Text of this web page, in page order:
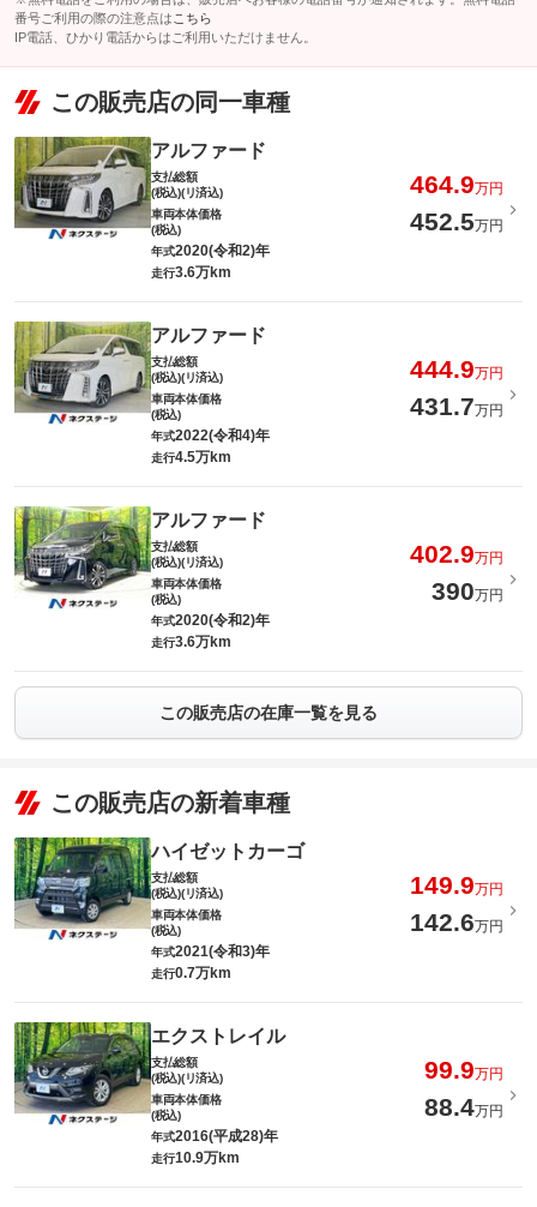
番号ご利用の際の注意点は こちら
IP電話、ひかり電話からはご利用いただけません。
この販売店の同一車種
アルファード
支払総額
(税込)(リ済込)
464.9万円
車両本体価格
(税込)
452.5万円
年式2020(令和2)年
走行3.6万km
アルファード
支払総額
(税込)(リ済込)
444.9万円
車両本体価格
(税込)
431.7万円
年式2022(令和4)年
走行4.5万km
アルファード
支払総額
(税込)(リ済込)
402.9万円
車両本体価格
(税込)
390万円
年式2020(令和2)年
走行3.6万km
この販売店の在庫一覧を見る
この販売店の新着車種
ハイゼットカーゴ
支払総額
(税込)(リ済込)
149.9万円
車両本体価格
(税込)
142.6万円
年式2021(令和3)年
走行0.7万km
エクストレイル
支払総額
(税込)(リ済込)
99.9万円
車両本体価格
(税込)
88.4万円
年式2016(平成28)年
走行10.9万km